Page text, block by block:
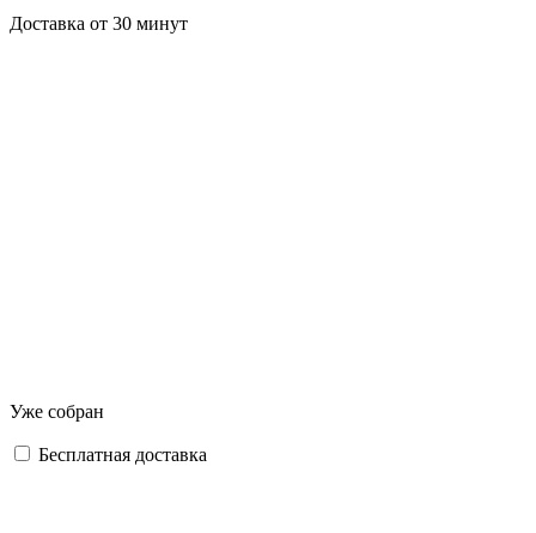
Доставка от 30 минут
Уже собран
Бесплатная доставка